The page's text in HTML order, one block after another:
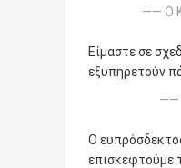
—— Ο
Είμαστε σε
εξυπηρετούν
——
Ο
επισκεφτούμε